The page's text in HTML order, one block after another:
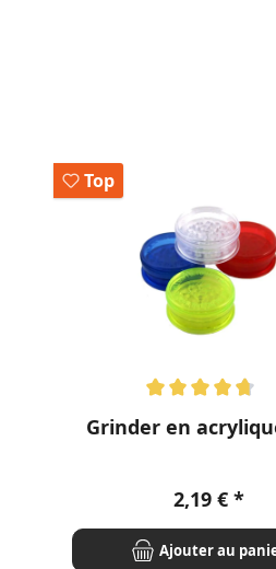
Top
Note moyenne de 4.86
Grinder en
Prix
2,19 €
Ajouter au